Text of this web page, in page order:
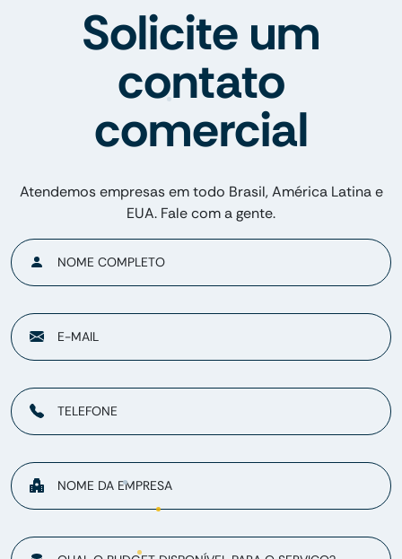
Solicite um
contato
comercial
Atendemos empresas em todo Brasil, América Latina e
EUA. Fale com a gente.
NOME COMPLETO
E-MAIL
TELEFONE
NOME DA EMPRESA